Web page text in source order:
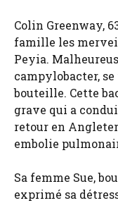
Colin Greenway,
famille les
Peyia.
campylobacter,
bouteille. Cette
grave qui a
retour en
embolie
Sa femme Sue,
exprimé sa